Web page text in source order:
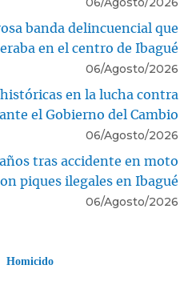
banda delincuencial que
en el centro de Ibagué
06/Agosto/2026
en la lucha contra
el Gobierno del Cambio
06/Agosto/2026
tras accidente en moto
piques ilegales en Ibagué
06/Agosto/2026
Homicido